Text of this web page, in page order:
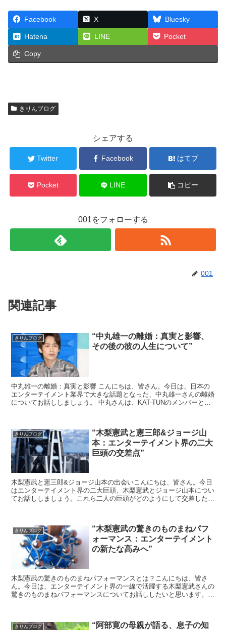
Facebook X Bluesky
Hatena LINE Pocket
Copy
きりんブログ
シェアする
Twitter Facebook はてブ
Pocket LINE コピー
001をフォローする
001
関連記事
きりんブログ
“中丸雄一の離婚：真実と影響、
その後の彼の人生について”
中丸雄一の離婚：真実と影響 こんにちは、皆さん。今日は、日本の
エンターテイメント業界で大きな話題となった、中丸雄一さんの離婚
についてお話ししましょう。 中丸さんは、KAT-TUNのメンバーとし
きりんブログ
“木梨憲武と憲三郎&ジョージ山
本：エンターテイメント界の二大
巨頭の交差点”
木梨憲武と憲三郎&ジョージ山本の出会いこんにちは、皆さん。今日
はエンターテイメント界の二大巨頭、木梨憲武とジョージ山本につい
てお話ししましょう。これら二人の巨頭がどのようにして交差したの
きりんブログ
“木梨憲武の驚きのものまねパフ
ォーマンス：エンターテイメント
の新たな高みへ”
木梨憲武の驚きのものまねパフォーマンスとは？こんにちは、皆さ
ん。今日は、エンターテイメント界の一線で活躍する木梨憲武さんの
驚きのものまねパフォーマンスについてお話ししたいと思います。彼
きりんブログ
“阿部寛の母親が語る、息子の知